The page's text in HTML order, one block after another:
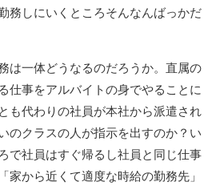
務しにいくところそんなんばっかだ
は一体どうなるのだろうか。直属の
仕事をアルバイトの身でやることに
も代わりの社員が本社から派遣され
のクラスの人が指示を出すのか？い
で社員はすぐ帰るし社員と同じ仕事
家から近くて適度な時給の勤務先」